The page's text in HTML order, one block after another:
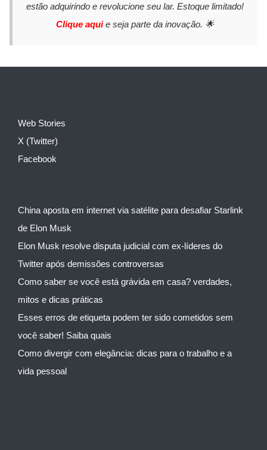
estão adquirindo e revolucione seu lar. Estoque limitado!
Clique aquie seja parte da inovação. 🌟
Web Stories
X (Twitter)
Facebook
China aposta em internet via satélite para desafiar Starlink
de Elon Musk
Elon Musk resolve disputa judicial com ex-líderes do
Twitter após demissões controversas
Como saber se você está grávida em casa? verdades,
mitos e dicas práticas
Esses erros de etiqueta podem ter sido cometidos sem
você saber! Saiba quais
Como divergir com elegância: dicas para o trabalho e a
vida pessoal